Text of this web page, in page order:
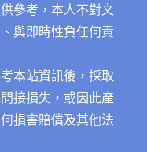
參考，本人不對文
與即時性負任何責
本站資訊後，採取
接損失，或因此產
損害賠償及其他法